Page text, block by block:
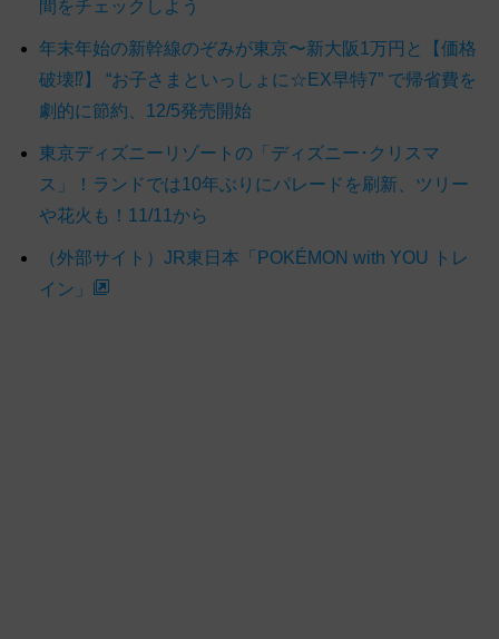
間をチェックしよう
年末年始の新幹線のぞみが東京〜新大阪1万円と【価格
破壊⁉】 “お子さまといっしょに☆EX早特7” で帰省費を
劇的に節約、12/5発売開始
東京ディズニーリゾートの「ディズニー･クリスマ
ス」！ランドでは10年ぶりにパレードを刷新、ツリー
や花火も！11/11から
（外部サイト）JR東日本「POKÉMON with YOU トレ
イン」